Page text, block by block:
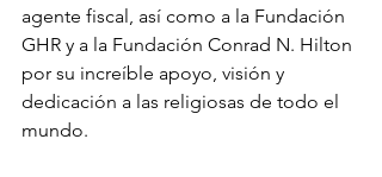
agente fiscal, así como a la Fundación
GHR y a la Fundación Conrad N. Hilton
por su increíble apoyo, visión y
dedicación a las religiosas de todo el
mundo.